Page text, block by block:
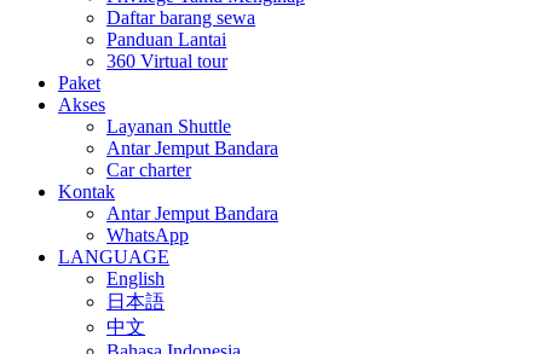
Daftar barang sewa
Panduan Lantai
360 Virtual tour
Paket
Akses
Layanan Shuttle
Antar Jemput Bandara
Car charter
Kontak
Antar Jemput Bandara
WhatsApp
LANGUAGE
English
日本語
中文